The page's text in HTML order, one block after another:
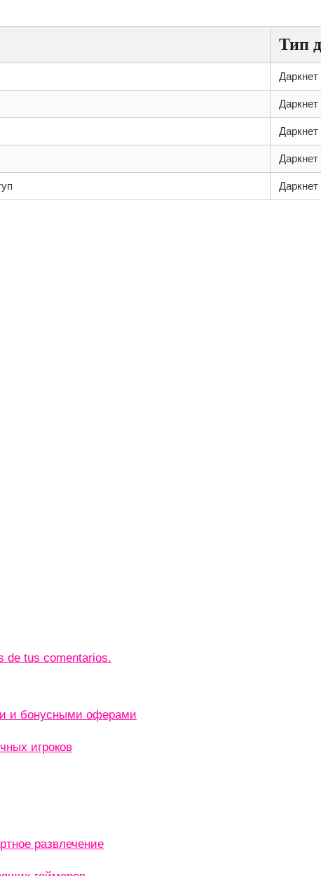
Тип
Даркнет
Даркнет
Даркнет
Даркнет
Даркнет
de tus comentarios.
и бонусными оферами
игроков
развлечение